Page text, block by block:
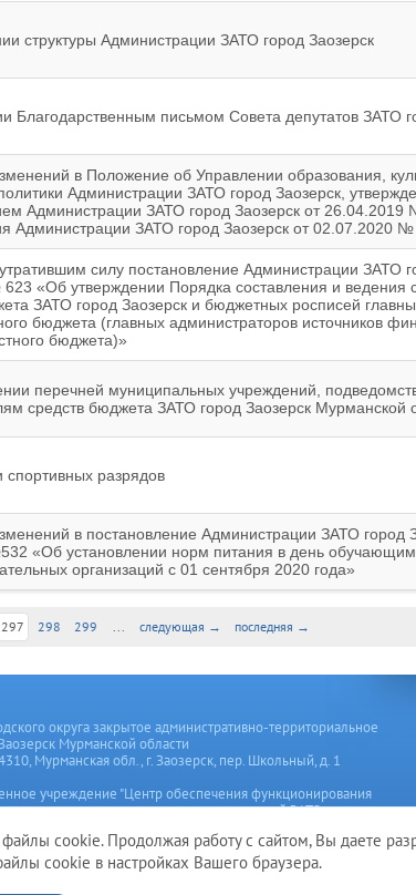
структуры Администрации ЗАТО город Заозерск
Благодарственным письмом Совета депутатов ЗАТО
в Положение об Управлении образования,
Администрации ЗАТО город Заозерск,
Администрации ЗАТО город Заозерск от 26.04.2019
Администрации ЗАТО город Заозерск от 02.07.2020
силу постановление Администрации ЗАТО
«Об утверждении Порядка составления и ведения
ЗАТО город Заозерск и бюджетных росписей
бюджета (главных администраторов источников
бюджета)»
перечней муниципальных учреждений,
средств бюджета ЗАТО город Заозерск Мурманской
разрядов
в постановление Администрации ЗАТО город
«Об установлении норм питания в день
организаций с 01 сентября 2020 года»
297 298 299 ... следующая → последняя →
округа закрытое административно-территориальное
Мурманской области
Мурманская обл., г. Заозерск, пер. Школьный, д. 1
учреждение "Центр обеспечения функционирования
и муниципальных учреждений ЗАТО город
Мурманская обл., г. Заозерск, ул. Генерала Чумаченко, д. 4
Заозерск. Все права защищены.
cookie. Продолжая работу с сайтом, Вы даете
cookie в настройках Вашего браузера.